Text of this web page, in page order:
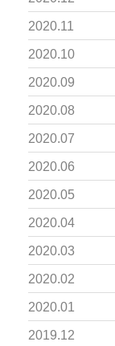
2020.11
2020.10
2020.09
2020.08
2020.07
2020.06
2020.05
2020.04
2020.03
2020.02
2020.01
2019.12